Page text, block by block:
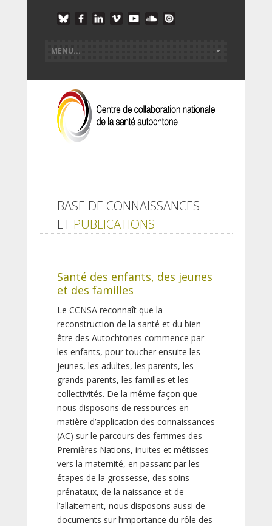
BASE DE CONNAISSANCES
ET PUBLICATIONS
Santé des enfants, des jeunes
et des familles
Le CCNSA reconnaît que la
reconstruction de la santé et du bien-
être des Autochtones commence par
les enfants, pour toucher ensuite les
jeunes, les adultes, les parents, les
grands-parents, les familles et les
collectivités. De la même façon que
nous disposons de ressources en
matière d’application des connaissances
(AC) sur le parcours des femmes des
Premières Nations, inuites et métisses
vers la maternité, en passant par les
étapes de la grossesse, des soins
prénataux, de la naissance et de
l’allaitement, nous disposons aussi de
documents sur l’importance du rôle des